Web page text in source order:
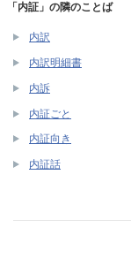
「内証」の隣のことば
内訳
内訳明細書
内訴
内証ごと
内証向き
内証話